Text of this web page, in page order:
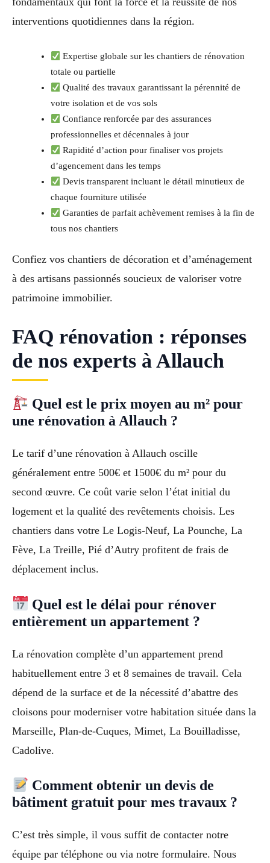
interventions quotidiennes dans la région.
Expertise globale sur les chantiers de rénovation
totale ou partielle
Qualité des travaux garantissant la pérennité de
votre isolation et de vos sols
Confiance renforcée par des assurances
professionnelles et décennales à jour
Rapidité d’action pour finaliser vos projets
d’agencement dans les temps
Devis transparent incluant le détail minutieux de
chaque fourniture utilisée
Garanties de parfait achèvement remises à la fin de
tous nos chantiers
Confiez vos chantiers de décoration et d’aménagement
à des artisans passionnés soucieux de valoriser votre
patrimoine immobilier.
FAQ rénovation : réponses
de nos experts à Allauch
Quel est le prix moyen au m² pour
une rénovation à Allauch ?
Le tarif d’une rénovation à Allauch oscille
généralement entre 500€ et 1500€ du m² pour du
second œuvre. Ce coût varie selon l’état initial du
logement et la qualité des revêtements choisis. Les
chantiers dans votre Le Logis-Neuf, La Pounche, La
Fève, La Treille, Pié d’Autry profitent de frais de
déplacement inclus.
Quel est le délai pour rénover
entièrement un appartement ?
La rénovation complète d’un appartement prend
habituellement entre 3 et 8 semaines de travail. Cela
dépend de la surface et de la nécessité d’abattre des
cloisons pour moderniser votre habitation située dans la
Marseille, Plan-de-Cuques, Mimet, La Bouilladisse,
Cadolive.
Comment obtenir un devis de
bâtiment gratuit pour mes travaux ?
C’est très simple, il vous suffit de contacter notre
équipe par téléphone ou via notre formulaire. Nous